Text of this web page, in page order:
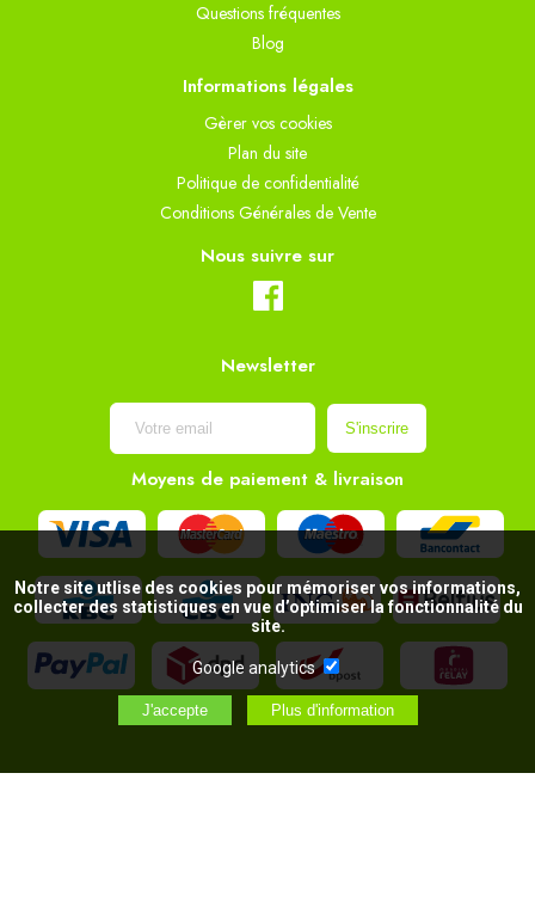
Questions fréquentes
Blog
Informations légales
Gèrer vos cookies
Plan du site
Politique de confidentialité
Conditions Générales de Vente
Nous suivre sur
Newsletter
Moyens de paiement & livraison
Notre site utlise des cookies pour mémoriser vos informations,
collecter des statistiques en vue d’optimiser la fonctionnalité du
site.
Google analytics